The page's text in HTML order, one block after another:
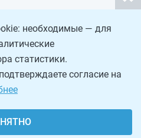
необходимые — для
статистики.
согласие на